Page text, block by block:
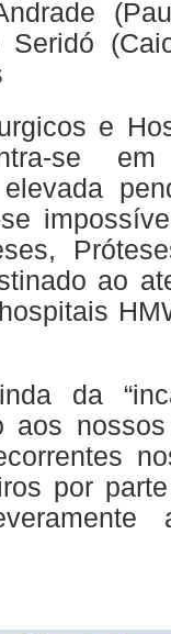
Seridó
e
se em
ao
da
aos
por